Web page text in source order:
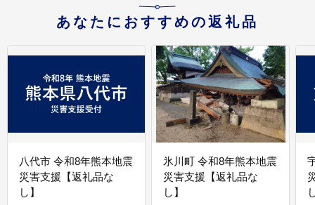
あなたにおすすめの返礼品
八代市 令和8年熊本地震
災害支援【返礼品な
し】
氷川町 令和8年熊本地震
災害支援【返礼品な
し】